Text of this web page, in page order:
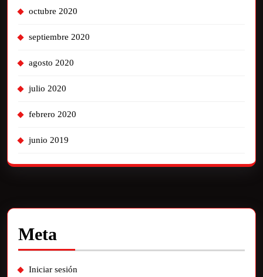
octubre 2020
septiembre 2020
agosto 2020
julio 2020
febrero 2020
junio 2019
Meta
Iniciar sesión